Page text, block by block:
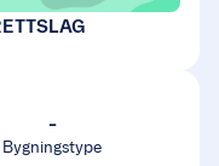
-
Bygningstype